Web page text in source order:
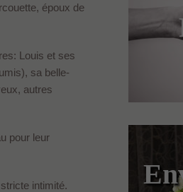
époux de
Louis et ses
sa belle-
autres
pour leur
intimité.